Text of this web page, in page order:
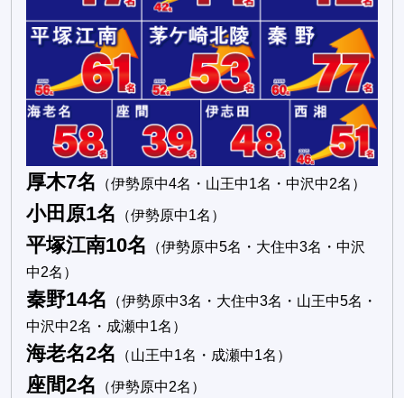
厚木7名 （伊勢原中4名・山王中1名・中沢中2名）
小田原1名 （伊勢原中1名）
平塚江南10名
（伊勢原中5名・大住中3名・中沢
中2名）
秦野14名
（伊勢原中3名・大住中3名・山王中5名・
中沢中2名・成瀬中1名）
海老名2名 （山王中1名・成瀬中1名）
座間2名 （伊勢原中2名）